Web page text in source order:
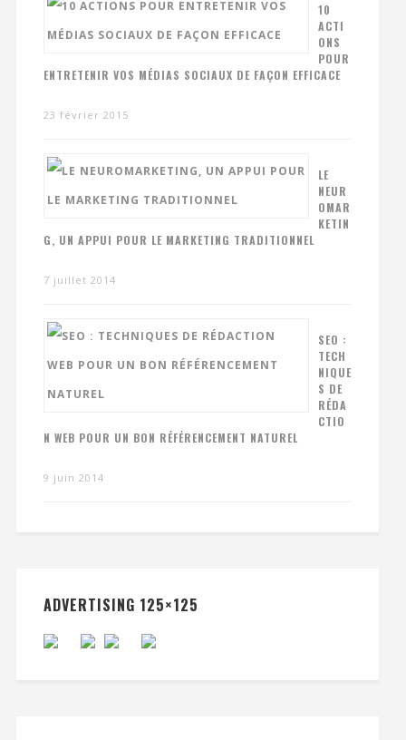
10
ACTI
ONS
POUR
ENTRETENIR VOS MÉDIAS SOCIAUX DE FAÇON EFFICACE
23 février 2015
LE
NEUR
OMAR
KETIN
G, UN APPUI POUR LE MARKETING TRADITIONNEL
7 juillet 2014
SEO :
TECH
NIQUE
S DE
RÉDA
CTIO
N WEB POUR UN BON RÉFÉRENCEMENT NATUREL
9 juin 2014
ADVERTISING 125×125